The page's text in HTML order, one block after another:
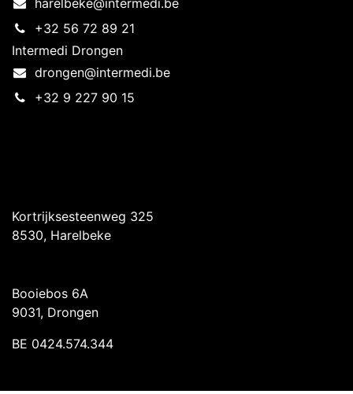
harelbeke@intermedi.be
+32 56 72 89 21
Intermedi Drongen
drongen@intermedi.be
+32 9 227 90 15
Kortrijksesteenweg 325
8530, Harelbeke
Booiebos 6A
9031, Drongen
BE 0424.574.344